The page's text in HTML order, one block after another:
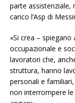
parte assistenziale,
carico l’Asp di
«Si crea –
occupazionale e
lavoratori che,
struttura, hanno
personali e
non interrompere le